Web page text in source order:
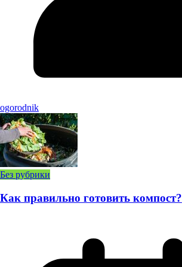
ogorodnik
Без рубрики
Как правильно готовить компост?